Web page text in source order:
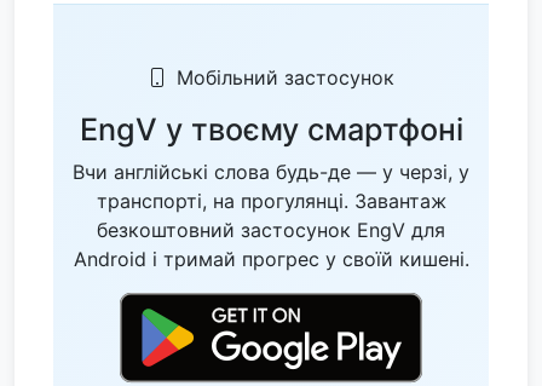
Мобільний застосунок
EngV у твоєму смартфоні
Вчи англійські слова будь-де — у черзі, у
транспорті, на прогулянці. Завантаж
безкоштовний застосунок EngV для
Android і тримай прогрес у своїй кишені.